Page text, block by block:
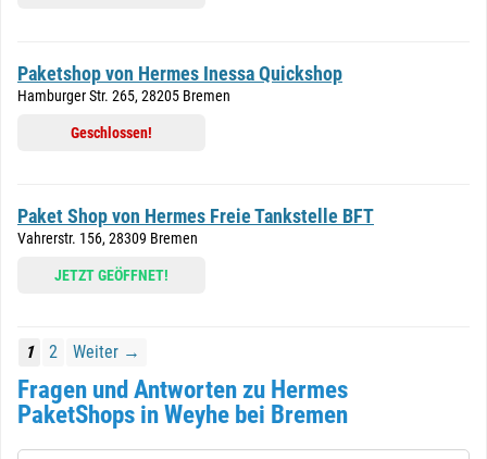
Paketshop von Hermes Inessa Quickshop
Hamburger Str. 265, 28205 Bremen
Geschlossen!
Paket Shop von Hermes Freie Tankstelle BFT
Vahrerstr. 156, 28309 Bremen
JETZT GEÖFFNET!
1 2 Weiter →
Fragen und Antworten zu Hermes
PaketShops in Weyhe bei Bremen